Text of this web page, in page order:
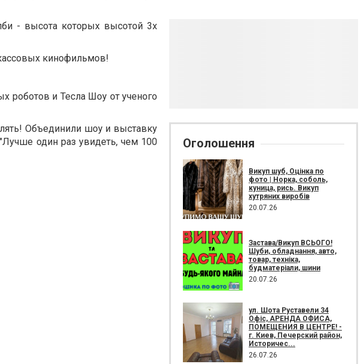
- высота которых высотой 3х
кинофильмов!
роботов и Тесла Шоу от ученого
Объединили шоу и выставку
один раз увидеть, чем 100
Оголошення
Викуп шуб, Оцінка по
фото | Норка, соболь,
куница, рись. Викуп
хутряних виробів
20.07.26
Застава/Викуп ВСЬОГО!
Шуби, обладнання, авто,
товар, техніка,
будматеріали, шини
20.07.26
ул. Шота Руставели 34
Офіс, АРЕНДА ОФИСА,
ПОМЕЩЕНИЯ В ЦЕНТРЕ! -
г. Киев, Печерский район,
Историчес...
26.07.26